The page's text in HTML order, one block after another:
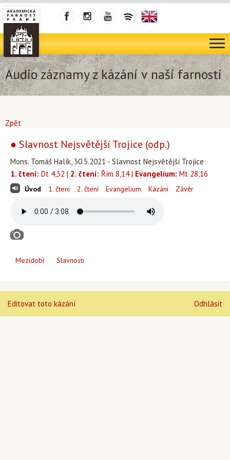
Audio záznamy z kázání v naší farnosti
Zpět
● Slavnost Nejsvětější Trojice (odp.)
Mons. Tomáš Halík, 30.5.2021 - Slavnost Nejsvětější Trojice
1. čtení: Dt 4,32 | 2. čtení: Řím 8,14 | Evangelium: Mt 28,16
Úvod 1. čtení 2. čtení Evangelium Kázání Závěr
Mezidobí Slavnosti
Editovat toto kázání Odhlásit